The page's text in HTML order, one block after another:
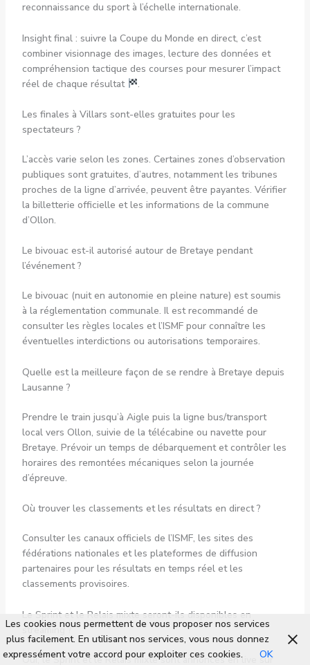
reconnaissance du sport à l’échelle internationale.
Insight final : suivre la Coupe du Monde en direct, c’est
combiner visionnage des images, lecture des données et
compréhension tactique des courses pour mesurer l’impact
réel de chaque résultat
.
Les finales à Villars sont-elles gratuites pour les
spectateurs ?
L’accès varie selon les zones. Certaines zones d’observation
publiques sont gratuites, d’autres, notamment les tribunes
proches de la ligne d’arrivée, peuvent être payantes. Vérifier
la billetterie officielle et les informations de la commune
d’Ollon.
Le bivouac est-il autorisé autour de Bretaye pendant
l’événement ?
Le bivouac (nuit en autonomie en pleine nature) est soumis
à la réglementation communale. Il est recommandé de
consulter les règles locales et l’ISMF pour connaître les
éventuelles interdictions ou autorisations temporaires.
Quelle est la meilleure façon de se rendre à Bretaye depuis
Lausanne ?
Prendre le train jusqu’à Aigle puis la ligne bus/transport
local vers Ollon, suivie de la télécabine ou navette pour
Bretaye. Prévoir un temps de débarquement et contrôler les
horaires des remontées mécaniques selon la journée
d’épreuve.
Où trouver les classements et les résultats en direct ?
Consulter les canaux officiels de l’ISMF, les sites des
fédérations nationales et les plateformes de diffusion
partenaires pour les résultats en temps réel et les
classements provisoires.
Le Sprint et le Relais mixte seront-ils disponibles en
streaming ?
Oui, le Sprint et le Relais mixte sont annoncés en live sur
Les cookies nous permettent de vous proposer nos services
plus facilement. En utilisant nos services, vous nous donnez
expressément votre accord pour exploiter ces cookies.
OK